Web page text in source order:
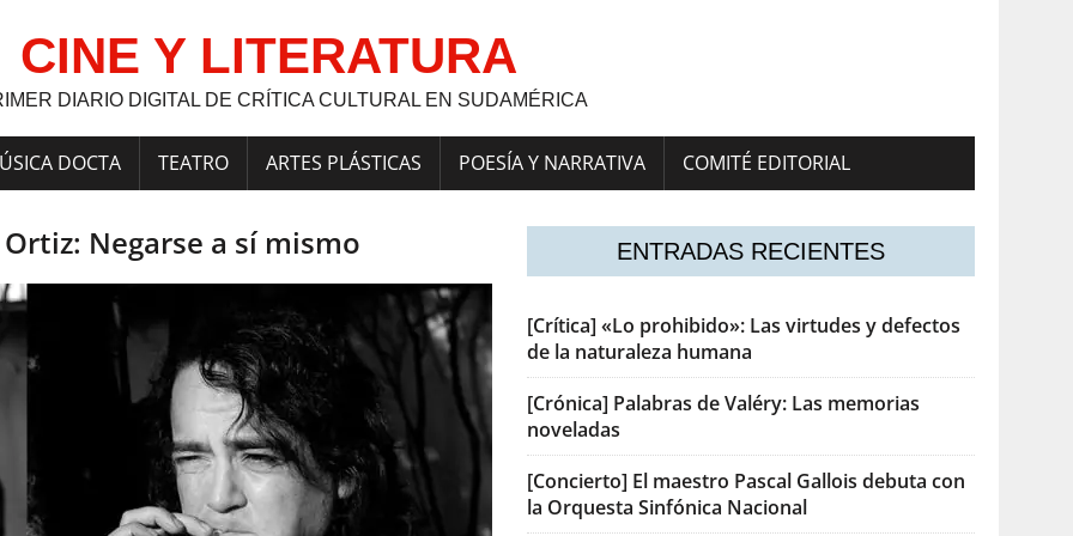
CINE Y LITERATURA
DIARIO DIGITAL DE CRÍTICA CULTURAL EN SUDAMÉRICA
DOCTA TEATRO ARTES PLÁSTICAS POESÍA Y NARRATIVA COMITÉ EDITORIAL
Negarse a sí mismo ENTRADAS RECIENTES
[Crítica] «Lo prohibido»: Las virtudes y defectos
de la naturaleza humana
[Crónica] Palabras de Valéry: Las memorias
noveladas
[Concierto] El maestro Pascal Gallois debuta con
la Orquesta Sinfónica Nacional